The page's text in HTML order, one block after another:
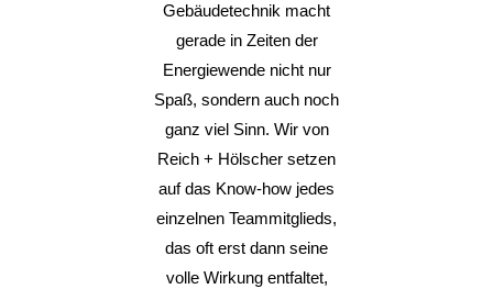
Gebäudetechnik macht
gerade in Zeiten der
Energiewende nicht nur
Spaß, sondern auch noch
ganz viel Sinn. Wir von
Reich + Hölscher setzen
auf das Know-how jedes
einzelnen Teammitglieds,
das oft erst dann seine
volle Wirkung entfaltet,